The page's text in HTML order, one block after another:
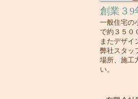
創業３9
一般住宅の
で約３５０
またデザイ
弊社スタッ
場所、施工
い。